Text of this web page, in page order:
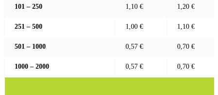
101 – 250 1,10 € 1,20 €
251 – 500 1,00 € 1,10 €
501 – 1000 0,57 € 0,70 €
1000 – 2000 0,57 € 0,70 €